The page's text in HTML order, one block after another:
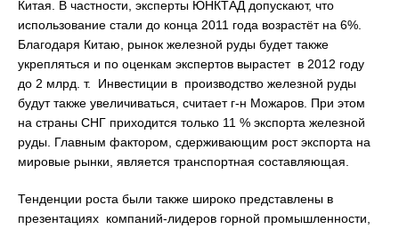
Китая. В частности, эксперты ЮНКТАД допускают, что
использование стали до конца 2011 года возрастёт на 6%.
Благодаря Китаю, рынок железной руды будет также
укрепляться и по оценкам экспертов вырастет в 2012 году
до 2 млрд. т. Инвестиции в производство железной руды
будут также увеличиваться, считает г-н Можаров. При этом
на страны СНГ приходится только 11 % экспорта железной
руды. Главным фактором, сдерживающим рост экспорта на
мировые рынки, является транспортная составляющая.
Тенденции роста были также широко представлены в
презентациях компаний-лидеров горной промышленности,